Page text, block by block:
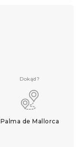
Dokąd?
Palma de Mallorca